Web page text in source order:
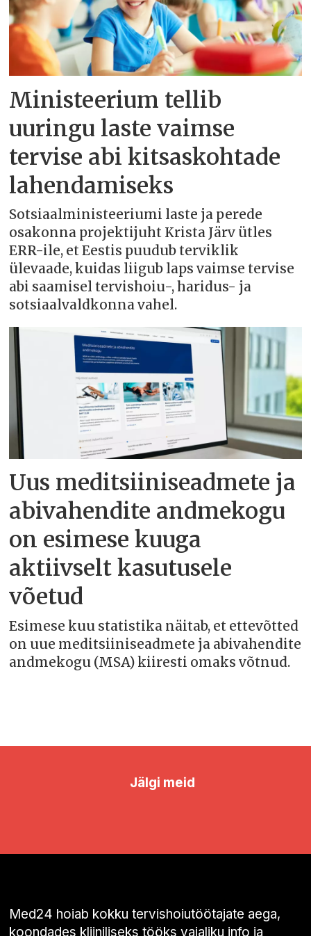
Ministeerium tellib
uuringu laste vaimse
tervise abi kitsaskohtade
lahendamiseks
Sotsiaalministeeriumi laste ja perede
osakonna projektijuht Krista Järv ütles
ERR-ile, et Eestis puudub terviklik
ülevaade, kuidas liigub laps vaimse tervise
abi saamisel tervishoiu-, haridus- ja
sotsiaalvaldkonna vahel.
Uus meditsiiniseadmete ja
abivahendite andmekogu
on esimese kuuga
aktiivselt kasutusele
võetud
Esimese kuu statistika näitab, et ettevõtted
on uue meditsiiniseadmete ja abivahendite
andmekogu (MSA) kiiresti omaks võtnud.
Jälgi meid
Med24 hoiab kokku tervishoiutöötajate aega,
koondades kliiniliseks tööks vajaliku info ja